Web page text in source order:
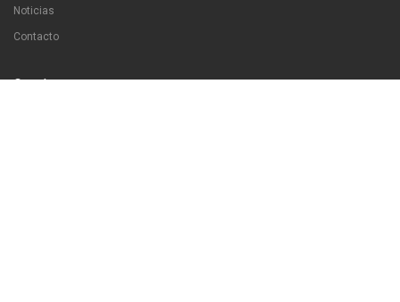
Noticias
Contacto
Contáctanos